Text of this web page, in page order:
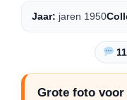
Jaar: jaren 1950
Grote foto voor